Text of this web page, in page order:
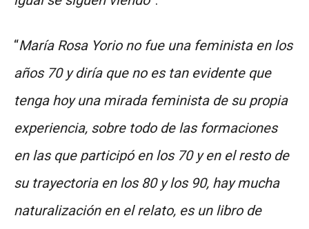
“María Rosa Yorio no fue una feminista en los
años 70 y diría que no es tan evidente que
tenga hoy una mirada feminista de su propia
experiencia, sobre todo de las formaciones
en las que participó en los 70 y en el resto de
su trayectoria en los 80 y los 90, hay mucha
naturalización en el relato, es un libro de